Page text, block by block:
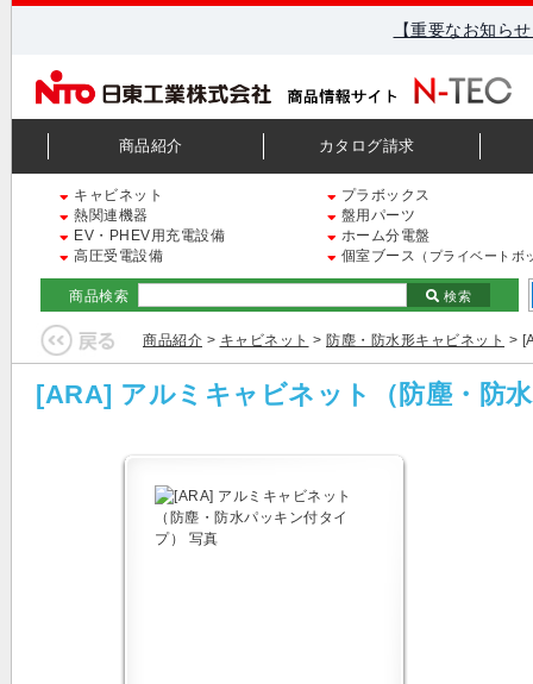
【重要なお知ら
商品紹介 カタログ請求
キャビネット
プラボックス
熱関連機器
盤用パーツ
EV・PHEV用充電設備
ホーム分電盤
高圧受電設備
個室ブース （プライベートボ
商品検索 検索
商品紹介 > キャビネット > 防塵・防水形キャビネット >
[ARA] アルミキャビネット（防塵・防